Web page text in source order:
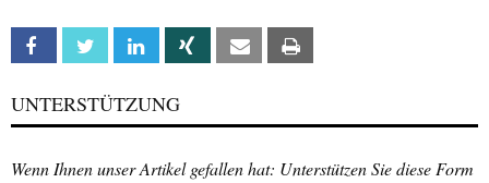
Facebook Twitter Linkedin Xing Email
UNTERSTÜTZUNG
Wenn Ihnen unser Artikel gefallen hat: Unterstützen Sie diese Form